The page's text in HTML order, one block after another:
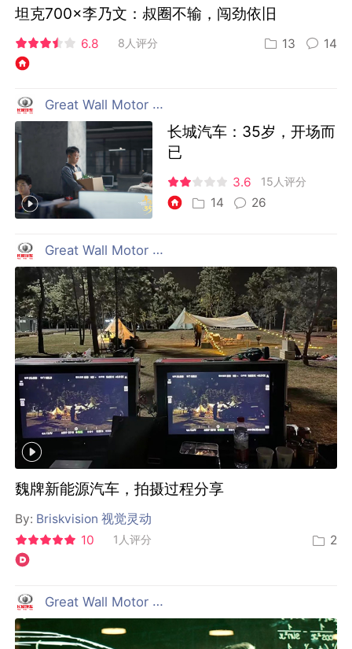
坦克700×李乃文：叔圈不输，闯劲依旧
6.8 8人评分 13 14
Great Wall Motor 长城汽车
长城汽车：35岁，开场而
已
3.6 15人评分
14 26
Great Wall Motor 长城汽车
魏牌新能源汽车，拍摄过程分享
By: Briskvision 视觉灵动
10
1人评分 2
Great Wall Motor 长城汽车